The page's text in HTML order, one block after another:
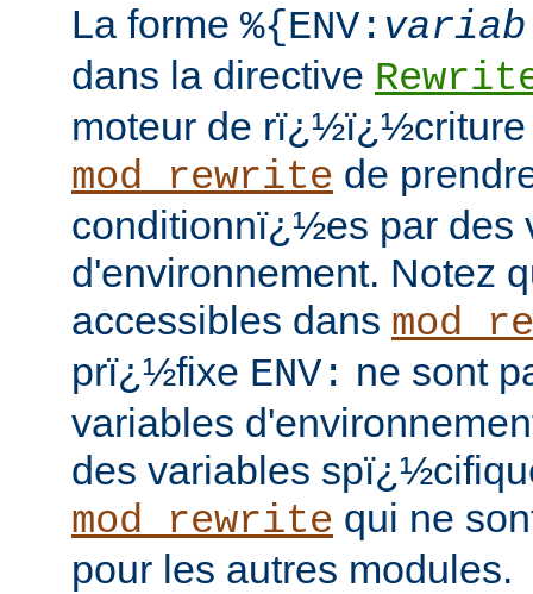
La forme %{ENV:
dans la directive
moteur de rï¿½ï¿½criture
mod_rewrite de
conditionnï¿½es par des
d'environnement. Notez
accessibles dans
prï¿½fixe ENV: ne sont
variables
des variables
mod_rewrite qui ne
pour les autres modules.